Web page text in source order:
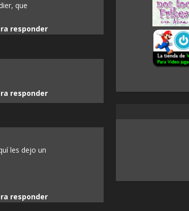
que
responder
responder
les dejo un
responder